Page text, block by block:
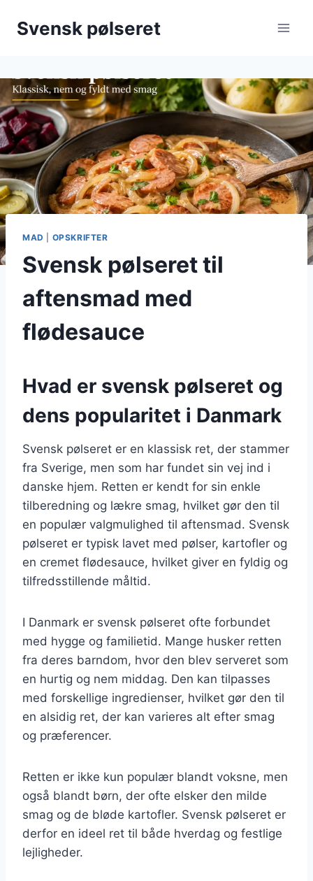
Svensk pølseret
MAD OPSKRIFTER
Svensk pølseret til
aftensmad med
flødesauce
Hvad er svensk pølseret og
dens popularitet i Danmark
Svensk pølseret er en klassisk ret, der stammer
fra Sverige, men som har fundet sin vej ind i
danske hjem. Retten er kendt for sin enkle
tilberedning og lækre smag, hvilket gør den til
en populær valgmulighed til aftensmad. Svensk
pølseret er typisk lavet med pølser, kartofler og
en cremet flødesauce, hvilket giver en fyldig og
tilfredsstillende måltid.
I Danmark er svensk pølseret ofte forbundet
med hygge og familietid. Mange husker retten
fra deres barndom, hvor den blev serveret som
en hurtig og nem middag. Den kan tilpasses
med forskellige ingredienser, hvilket gør den til
en alsidig ret, der kan varieres alt efter smag
og præferencer.
Retten er ikke kun populær blandt voksne, men
også blandt børn, der ofte elsker den milde
smag og de bløde kartofler. Svensk pølseret er
derfor en ideel ret til både hverdag og festlige
lejligheder.